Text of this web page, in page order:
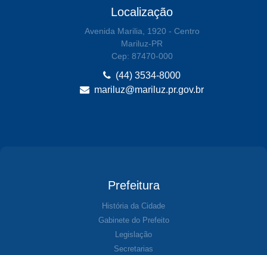
Localização
Avenida Marilia, 1920 - Centro
Mariluz-PR
Cep: 87470-000
(44) 3534-8000
mariluz@mariluz.pr.gov.br
Prefeitura
História da Cidade
Gabinete do Prefeito
Legislação
Secretarias